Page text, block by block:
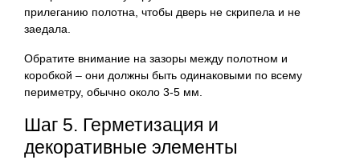
прилеганию полотна, чтобы дверь не скрипела и не
заедала.
Обратите внимание на зазоры между полотном и
коробкой – они должны быть одинаковыми по всему
периметру, обычно около 3-5 мм.
Шаг 5. Герметизация и
декоративные элементы